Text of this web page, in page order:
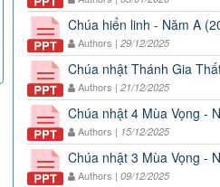
Chúa hiển linh - Năm A
Authors | 29/12/2025
Chúa nhật Thánh Gia
Authors | 21/12/2025
Chúa nhật 4 Mùa Vọng -
Authors | 15/12/2025
Chúa nhật 3 Mùa Vọng -
Authors | 09/12/2025